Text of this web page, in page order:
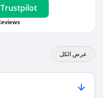
اطلع على آراء عملائنا على Trustpilot
عرض الكل